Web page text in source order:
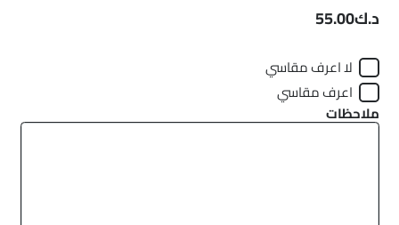
د.ك55.00
لا اعرف مقاسي
اعرف مقاسي
ملاحظات